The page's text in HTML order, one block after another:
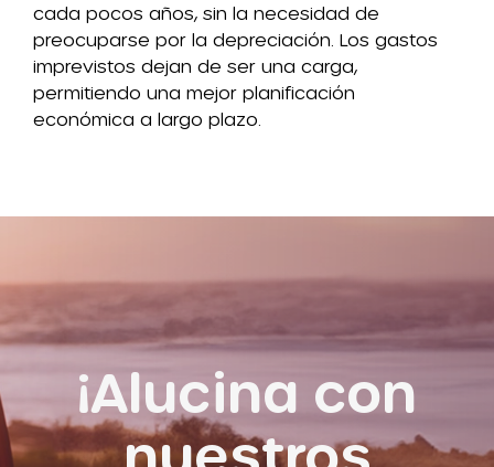
cada pocos años, sin la necesidad de
preocuparse por la depreciación. Los gastos
imprevistos dejan de ser una carga,
permitiendo una mejor planificación
económica a largo plazo.
¡Alucina con
nuestros